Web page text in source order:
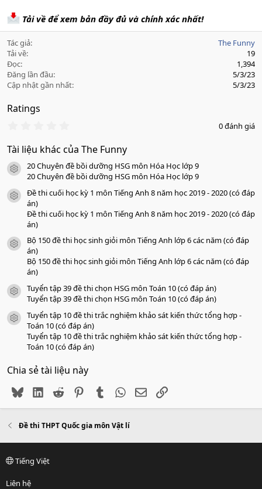
Tải về để xem bản đầy đủ và chính xác nhất!
Tác giả
The Funny
Tải về
19
Đọc
1,394
Đăng lần đầu
5/3/23
Cập nhật gần nhất
5/3/23
Ratings
0
0
s
a
o
0 đánh giá
Tài liệu khác của The Funny
icon tài liệu
20 Chuyên đề bồi dưỡng HSG môn Hóa Học lớp 9
20 Chuyên đề bồi dưỡng HSG môn Hóa Học lớp 9
icon tài liệu
Đề thi cuối học kỳ 1 môn Tiếng Anh 8 năm học 2019 - 2020 (có đáp
án)
Đề thi cuối học kỳ 1 môn Tiếng Anh 8 năm học 2019 - 2020 (có đáp
án)
icon tài liệu
Bộ 150 đề thi học sinh giỏi môn Tiếng Anh lớp 6 các năm (có đáp
án)
Bộ 150 đề thi học sinh giỏi môn Tiếng Anh lớp 6 các năm (có đáp
án)
icon tài liệu
Tuyển tập 39 đề thi chọn HSG môn Toán 10 (có đáp án)
Tuyển tập 39 đề thi chọn HSG môn Toán 10 (có đáp án)
icon tài liệu
Tuyển tập 10 đề thi trắc nghiệm khảo sát kiến thức tổng hợp -
Toán 10 (có đáp án)
Tuyển tập 10 đề thi trắc nghiệm khảo sát kiến thức tổng hợp -
Toán 10 (có đáp án)
Chia sẻ tài liệu này
BlueskyLinkedIn
Reddit PinterestTumblr WhatsApp
EmailLink
Đề thi THPT Quốc gia môn Vật lí
Tiếng Việt
Liên hệ